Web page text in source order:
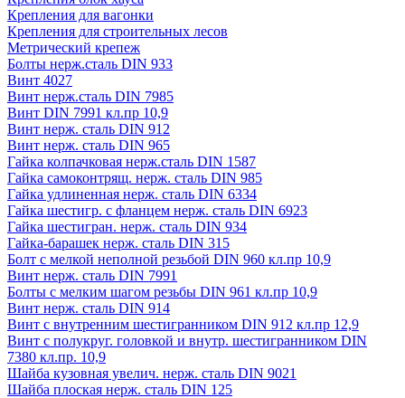
Крепления для вагонки
Крепления для строительных лесов
Метрический крепеж
Болты нерж.сталь DIN 933
Винт 4027
Винт нерж.сталь DIN 7985
Винт DIN 7991 кл.пр 10,9
Винт нерж. сталь DIN 912
Винт нерж. сталь DIN 965
Гайка колпачковая нерж.сталь DIN 1587
Гайка самоконтрящ. нерж. сталь DIN 985
Гайка удлиненная нерж. сталь DIN 6334
Гайка шестигр. с фланцем нерж. сталь DIN 6923
Гайка шестигран. нерж. сталь DIN 934
Гайка-барашек нерж. сталь DIN 315
Болт с мелкой неполной резьбой DIN 960 кл.пр 10,9
Винт нерж. сталь DIN 7991
Болты с мелким шагом резьбы DIN 961 кл.пр 10,9
Винт нерж. сталь DIN 914
Винт с внутренним шестигранником DIN 912 кл.пр 12,9
Винт с полукруг. головкой и внутр. шестигранником DIN
7380 кл.пр. 10,9
Шайба кузовная увелич. нерж. сталь DIN 9021
Шайба плоская нерж. сталь DIN 125